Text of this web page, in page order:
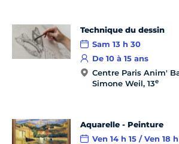
Technique du dessin
Sam 13 h 30
De 10 à 15 ans
Centre Paris Anim'
Simone Weil, 13e
Aquarelle - Peinture
Ven 14 h 15 / Ven 18 h